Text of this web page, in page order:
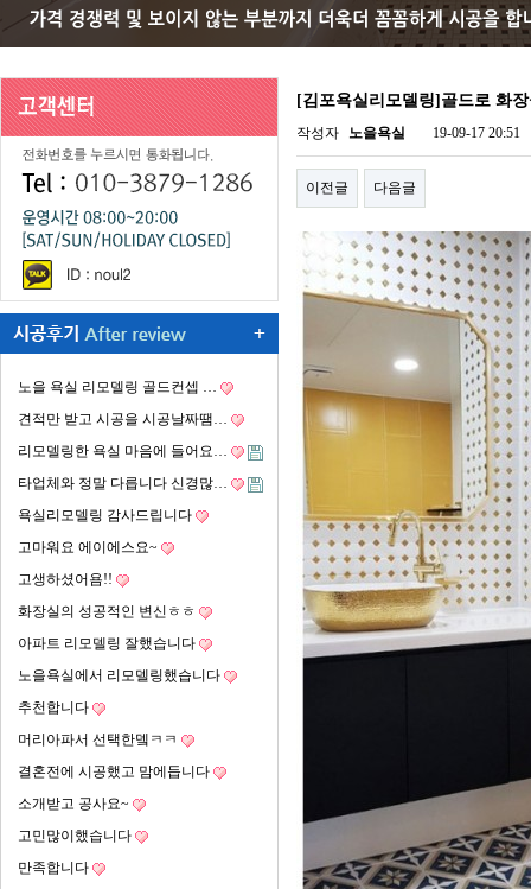
노을 욕실 리모델링 골드컨셉 …
견적만 받고 시공을 시공날짜땜…
리모델링한 욕실 마음에 들어요…
타업체와 정말 다릅니다 신경많…
욕실리모델링 감사드립니다
고마워요 에이에스요~
고생하셨어욤!!
화장실의 성공적인 변신ㅎㅎ
아파트 리모델링 잘했습니다
노을욕실에서 리모델링했습니다
추천합니다
머리아파서 선택한뎈ㅋㅋ
결혼전에 시공했고 맘에듭니다
소개받고 공사요~
고민많이했습니다
만족합니다
[김포욕실리모델링]골드로 화
작성자 노을욕실 19-09-17 20:51
이전글 다음글